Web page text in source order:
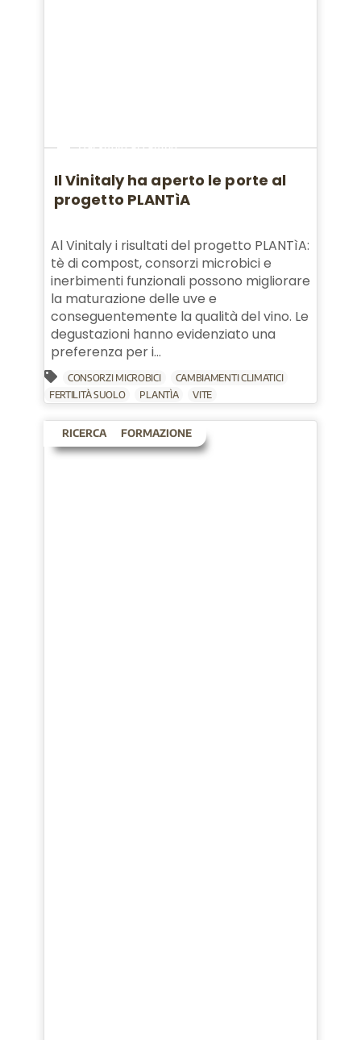
Dal suolo al campo
Il Vinitaly ha aperto le porte al
progetto PLANTìA
Al Vinitaly i risultati del progetto PLANTìA:
tè di compost, consorzi microbici e
inerbimenti funzionali possono migliorare
la maturazione delle uve e
conseguentemente la qualità del vino. Le
degustazioni hanno evidenziato una
preferenza per i...
CONSORZI MICROBICI
CAMBIAMENTI CLIMATICI
FERTILITÀ SUOLO
PLANTÌA VITE
RICERCA FORMAZIONE